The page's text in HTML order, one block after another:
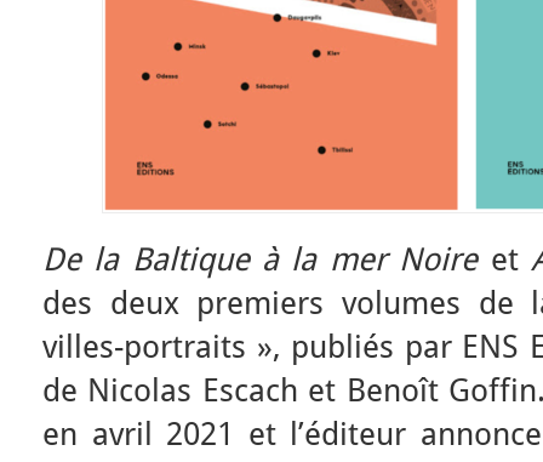
De la Baltique à la mer Noireet
des deux premiers volumes de
villes-portraits », publiés par ENS
de Nicolas Escach et Benoît
en avril 2021 et l’éditeur